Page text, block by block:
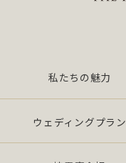
私たちの魅力
ウェディングプラン